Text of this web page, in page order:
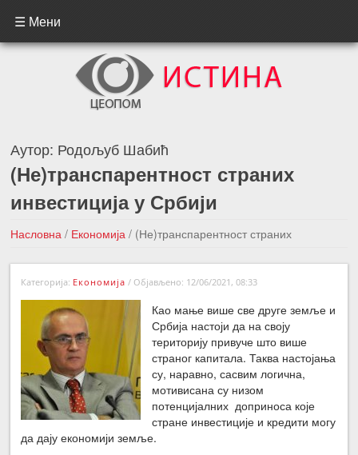
☰ Мени
Аутор: Родољуб Шабић
(Не)транспарентност страних
инвестиција у Србији
Насловна / Економија / (Не)транспарентност страних
инвестиција у Србији
←Претходна вест
Следећа вест →
Категорија: Економија / Објављено: 12/06/2021, 08:33
Као мање више све друге земље и
Србија настоји да на своју
територију привуче што више
страног капитала. Таква настојања
су, наравно, сасвим логична,
мотивисана су низом
потенцијалних доприноса које
стране инвестиције и кредити могу
да дају економији земље.